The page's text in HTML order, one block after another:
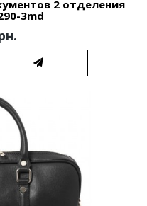
2 отделения
3md